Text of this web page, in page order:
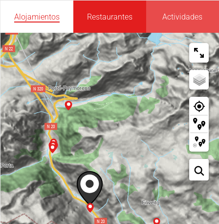
Alojamientos Restaurantes Actividades